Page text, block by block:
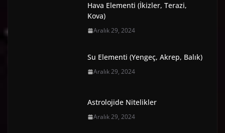
Hava Elementi (İkizler, Terazi,
Kova)
Aralık 29, 2024
Su Elementi (Yengeç, Akrep, Balık)
Aralık 29, 2024
Astrolojide Nitelikler
Aralık 29, 2024